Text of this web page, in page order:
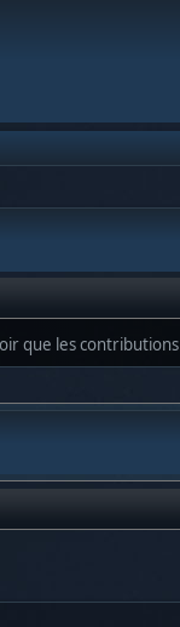
que les contributions